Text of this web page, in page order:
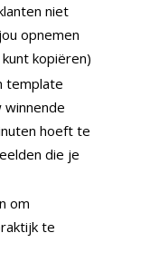
niet
opnemen
kopiëren)
template
hoeft te
die je
om
te